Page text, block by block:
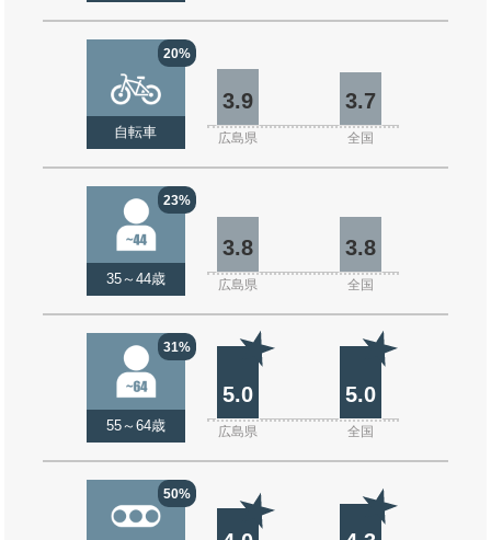
20%
自転車
3.9 3.7
広島県 全国
23%
35～44歳
3.8 3.8
広島県 全国
31%
55～64歳
5.0 5.0
広島県 全国
50%